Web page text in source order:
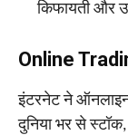
किफायती और
Online
इंटरनेट ने
दुनिया भर से स्टॉक,